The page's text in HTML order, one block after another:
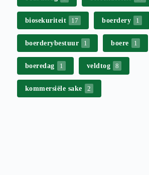
biosekuriteit 17 boerdery 1
boerderybestuur 1 boere 1
boeredag 1 veldtog 8
kommersiële sake 2